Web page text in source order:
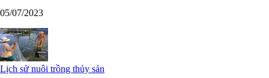
05/07/2023
Lịch sử nuôi trồng thủy sản